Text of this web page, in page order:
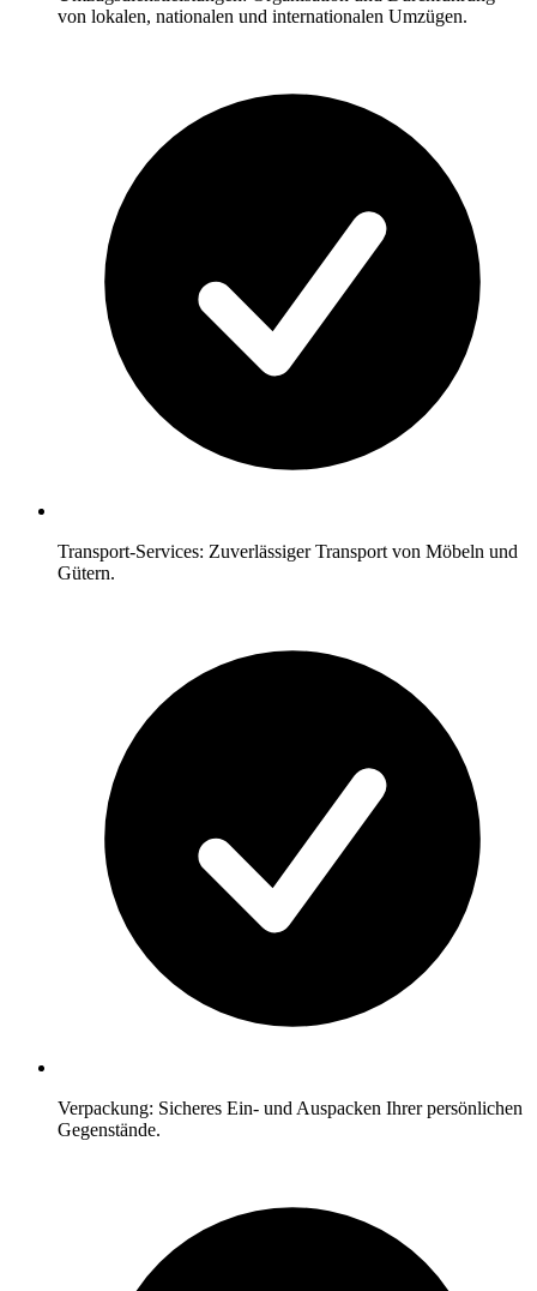
von lokalen, nationalen und internationalen Umzügen.
Transport-Services: Zuverlässiger Transport von Möbeln und
Gütern.
Verpackung: Sicheres Ein- und Auspacken Ihrer persönlichen
Gegenstände.